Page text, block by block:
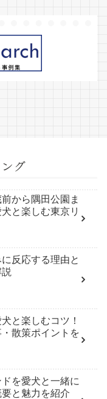
グ
から隅田公園ま
と楽しむ東京リ
反応する理由と
と楽しむコツ！
散策ポイントを
を愛犬と一緒に
と魅力を紹介